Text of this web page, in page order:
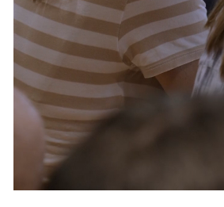
Servizi e accessibilità
Contatti
FAQ
Biglietti